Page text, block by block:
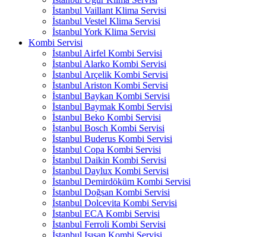
İstanbul Vaillant Klima Servisi
İstanbul Vestel Klima Servisi
İstanbul York Klima Servisi
Kombi Servisi
İstanbul Airfel Kombi Servisi
İstanbul Alarko Kombi Servisi
İstanbul Arçelik Kombi Servisi
İstanbul Ariston Kombi Servisi
İstanbul Baykan Kombi Servisi
İstanbul Baymak Kombi Servisi
İstanbul Beko Kombi Servisi
İstanbul Bosch Kombi Servisi
İstanbul Buderus Kombi Servisi
İstanbul Copa Kombi Servisi
İstanbul Daikin Kombi Servisi
İstanbul Daylux Kombi Servisi
İstanbul Demirdöküm Kombi Servisi
İstanbul Doğsan Kombi Servisi
İstanbul Dolcevita Kombi Servisi
İstanbul ECA Kombi Servisi
İstanbul Ferroli Kombi Servisi
İstanbul Isısan Kombi Servisi